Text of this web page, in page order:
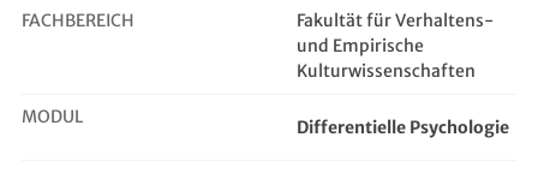
Skript Differentielle Psychologie ...
FACHBEREICH
Fakultät für Verhaltens-
und Empirische
Kulturwissenschaften
MODUL Differentielle Psychologie